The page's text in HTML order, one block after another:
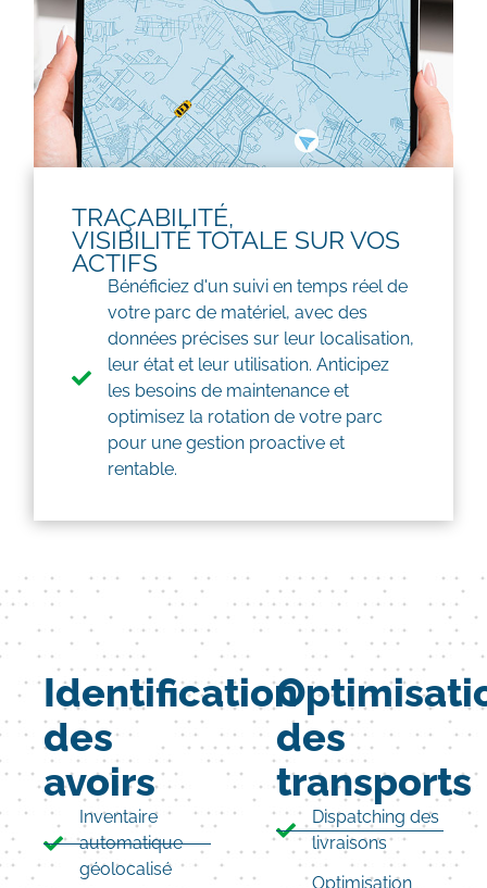
TRAÇABILITÉ,
VISIBILITÉ TOTALE SUR VOS
ACTIFS
Bénéficiez d'un suivi en temps réel de
votre parc de matériel, avec des
données précises sur leur localisation,
leur état et leur utilisation. Anticipez
les besoins de maintenance et
optimisez la rotation de votre parc
pour une gestion proactive et
rentable.
Identification
des
avoirs
Inventaire
automatique
géolocalisé
des
transports
Dispatching des
livraisons
Optimisation